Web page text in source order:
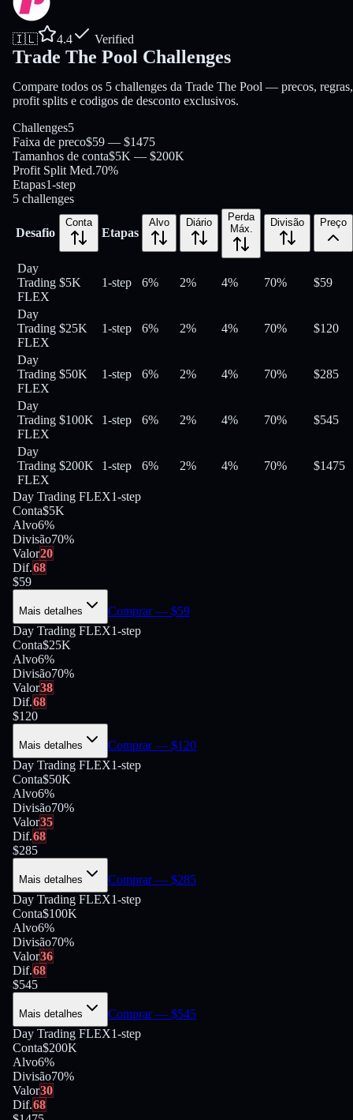
🇮🇱 4.4 Verified
Trade The Pool Challenges
Compare todos os 5 challenges da Trade The Pool — precos, regras,
profit splits e codigos de desconto exclusivos.
Challenges5
Faixa de preco$59 — $1475
Tamanhos de conta$5K — $200K
Profit Split Med.70%
Etapas1-step
5 challenges
Desafio
Conta
Etapas
Alvo Diário
Perda
Máx.
Divisão Preço
Day
Trading
FLEX
$5K 1-step 6% 2% 4% 70% $59
Day
Trading
FLEX
$25K 1-step 6% 2% 4% 70% $120
Day
Trading
FLEX
$50K 1-step 6% 2% 4% 70% $285
Day
Trading
FLEX
$100K 1-step 6% 2% 4% 70% $545
Day
Trading
FLEX
$200K 1-step 6% 2% 4% 70% $1475
Day Trading FLEX1-step
Conta$5K
Alvo6%
Divisão70%
Valor20
Dif.68
$59
Mais detalhes Comprar— $59
Day Trading FLEX1-step
Conta$25K
Alvo6%
Divisão70%
Valor38
Dif.68
$120
Mais detalhes Comprar— $120
Day Trading FLEX1-step
Conta$50K
Alvo6%
Divisão70%
Valor35
Dif.68
$285
Mais detalhes Comprar— $285
Day Trading FLEX1-step
Conta$100K
Alvo6%
Divisão70%
Valor36
Dif.68
$545
Mais detalhes Comprar— $545
Day Trading FLEX1-step
Conta$200K
Alvo6%
Divisão70%
Valor30
Dif.68